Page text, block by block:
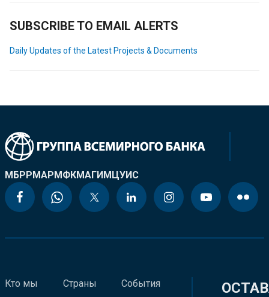
SUBSCRIBE TO EMAIL ALERTS
Daily Updates of the Latest Projects & Documents
МБРРМАРМФКМАГИМЦУИС
Кто мы Страны События